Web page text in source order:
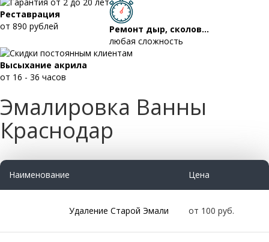
Реставрация
от 890 рублей
Ремонт дыр, сколов...
любая сложность
Высыхание акрила
от 16 - 36 часов
Эмалировка Ванны
Краснодар
Наименование Цена
Удаление Старой Эмали от 100 руб.